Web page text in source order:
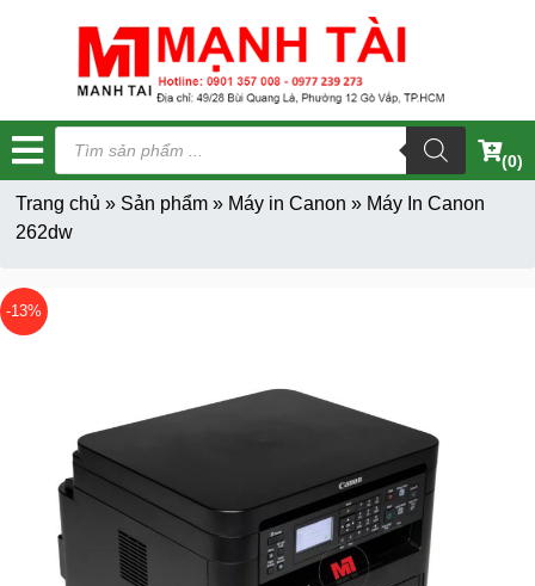
Tìm
kiếm
sản
phẩm
(0)
Trang chủ » Sản phẩm» Máy in Canon » Máy In Canon
262dw
-13%